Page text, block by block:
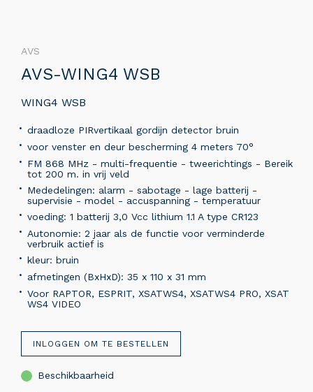
AVS
AVS-WING4 WSB
WING4 WSB
draadloze PIRvertikaal gordijn detector bruin
voor venster en deur bescherming 4 meters 70°
FM 868 MHz - multi-frequentie - tweerichtings - Bereik
tot 200 m. in vrij veld
Mededelingen: alarm - sabotage - lage batterij -
supervisie - model - accuspanning - temperatuur
voeding: 1 batterij 3,0 Vcc lithium 1.1 A type CR123
Autonomie: 2 jaar als de functie voor verminderde
verbruik actief is
kleur: bruin
afmetingen (BxHxD): 35 x 110 x 31 mm
Voor RAPTOR, ESPRIT, XSATWS4, XSATWS4 PRO, XSAT
WS4 VIDEO
INLOGGEN OM TE BESTELLEN
Beschikbaarheid